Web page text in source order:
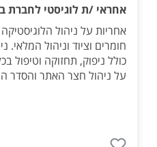
אחראי /ת לוגיסטי לחברת
אחריות על ניהול
חומרים וציוד וניהול
כולל ניפוק, תחזוקה וטיפול
על ניהול חצר האתר והסדר